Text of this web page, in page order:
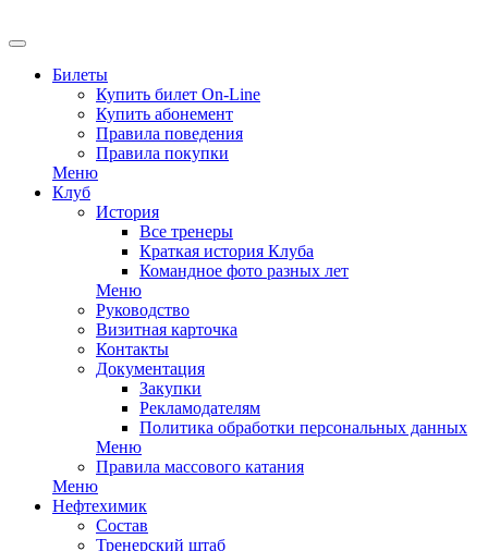
Билеты
Купить билет On-Line
Купить абонемент
Правила поведения
Правила покупки
Меню
Клуб
История
Все тренеры
Краткая история Клуба
Командное фото разных лет
Меню
Руководство
Визитная карточка
Контакты
Документация
Закупки
Рекламодателям
Политика обработки персональных данных
Меню
Правила массового катания
Меню
Нефтехимик
Состав
Тренерский штаб